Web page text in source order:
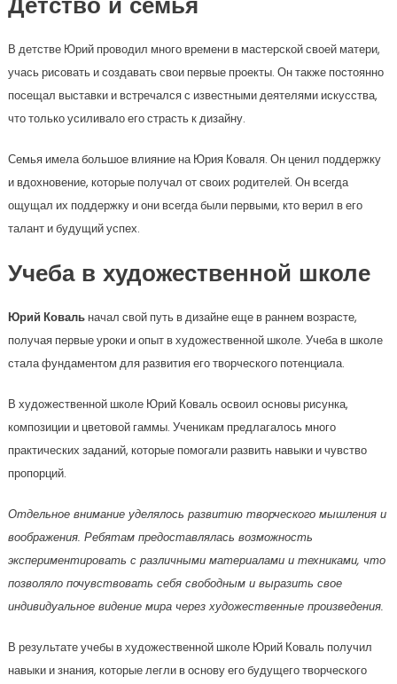
Детство и семья
В детстве Юрий проводил много времени в мастерской своей матери,
учась рисовать и создавать свои первые проекты. Он также постоянно
посещал выставки и встречался с известными деятелями искусства,
что только усиливало его страсть к дизайну.
Семья имела большое влияние на Юрия Коваля. Он ценил поддержку
и вдохновение, которые получал от своих родителей. Он всегда
ощущал их поддержку и они всегда были первыми, кто верил в его
талант и будущий успех.
Учеба в художественной школе
Юрий Ковальначал свой путь в дизайне еще в раннем возрасте,
получая первые уроки и опыт в художественной школе. Учеба в школе
стала фундаментом для развития его творческого потенциала.
В художественной школе Юрий Коваль освоил основы рисунка,
композиции и цветовой гаммы. Ученикам предлагалось много
практических заданий, которые помогали развить навыки и чувство
пропорций.
Отдельное внимание уделялось развитию творческого мышления и
воображения. Ребятам предоставлялась возможность
экспериментировать с различными материалами и техниками, что
позволяло почувствовать себя свободным и выразить свое
индивидуальное видение мира через художественные произведения.
В результате учебы в художественной школе Юрий Коваль получил
навыки и знания, которые легли в основу его будущего творческого